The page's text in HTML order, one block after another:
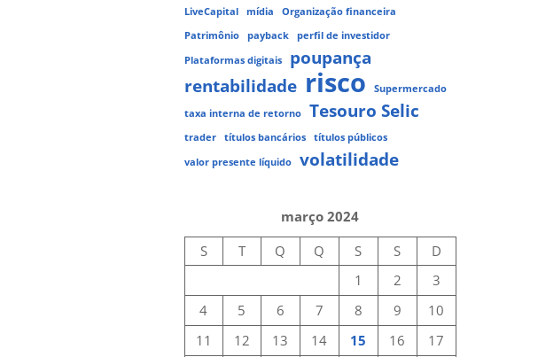
LiveCapital
mídia
Organização financeira
Patrimônio
payback
perfil de investidor
Plataformas digitais
poupança
rentabilidade risco
Supermercado
taxa interna de retorno
Tesouro Selic
trader títulos bancários
títulos públicos
valor presente líquido
volatilidade
março 2024
S
T Q Q S S
D
1
2
3
4
5 6 7 8 9
10
11
12 13 14 15 16
17